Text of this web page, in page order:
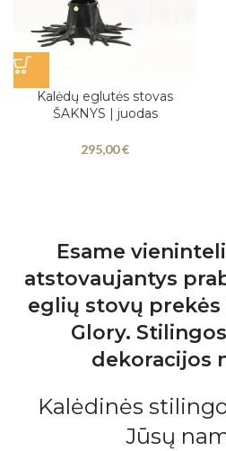
Kalėdų eglutės stovas
ŠAKNYS | juodas
295,00€
Esame
atstovaujantys
eglių stovų prekės
Glory.
dekoracijos
Kalėdinės
Jūsų